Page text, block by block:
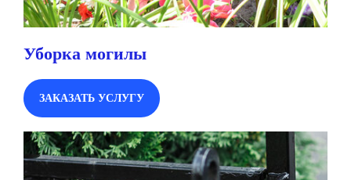
Уборка могилы
ЗАКАЗАТЬ УСЛУГУ